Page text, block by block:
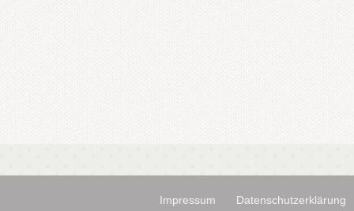
Impressum Datenschutzerklärung